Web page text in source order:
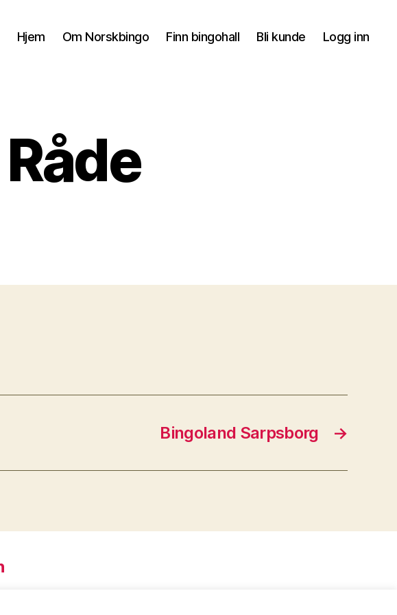
Hjem Om Norskbingo Finn bingohall Bli kunde Logg inn
→
Bingoland Sarpsborg